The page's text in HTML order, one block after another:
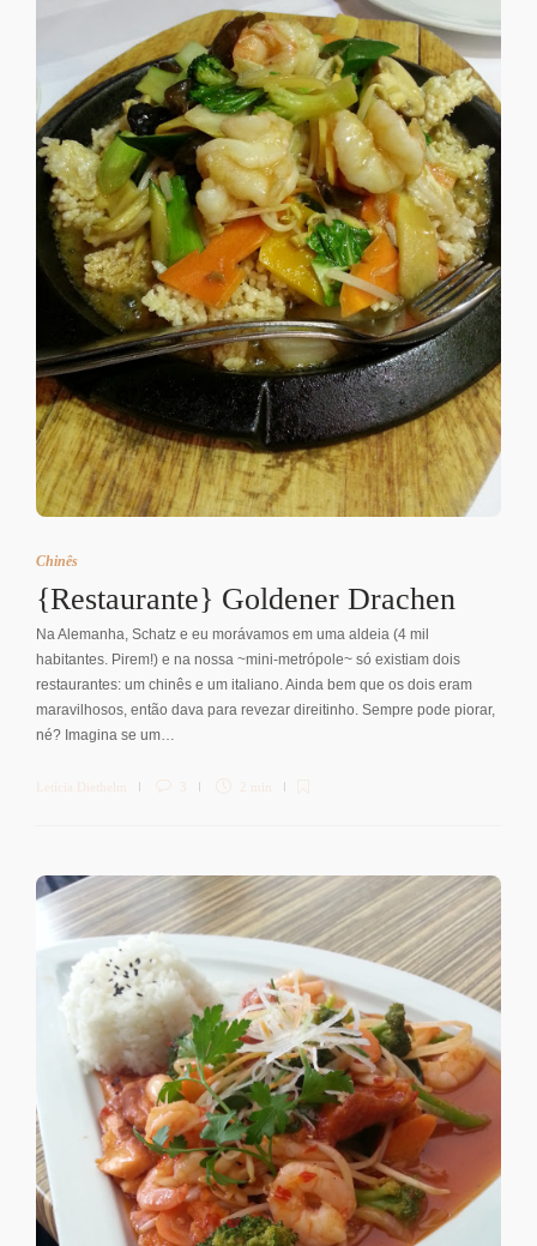
Chinês
{Restaurante} Goldener Drachen
Na Alemanha, Schatz e eu morávamos em uma aldeia (4 mil
habitantes. Pirem!) e na nossa ~mini-metrópole~ só existiam dois
restaurantes: um chinês e um italiano. Ainda bem que os dois eram
maravilhosos, então dava para revezar direitinho. Sempre pode piorar,
né? Imagina se um…
Letícia Diethelm 2 min